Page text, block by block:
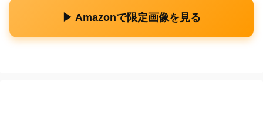
▶ Amazonで限定画像を見る